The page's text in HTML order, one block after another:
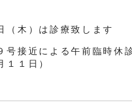
（木）は診療致します
号接近による午前臨時休
１１日）